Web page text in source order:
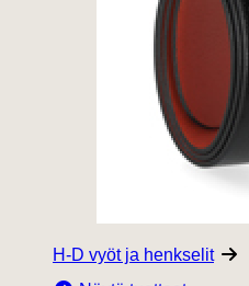
H-D vyöt ja henkselit